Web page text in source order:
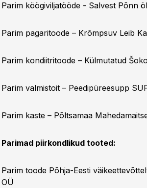
Parim köögiviljatööde - Salvest Põnn
Parim pagaritoode – Krõmpsuv Leib
Parim kondiitritoode – Külmutatud
Parim valmistoit – Peedipüreesupp
Parim kaste – Põltsamaa
Parimad piirkondlikud tooted:
Parim toode Põhja-Eesti
OÜ